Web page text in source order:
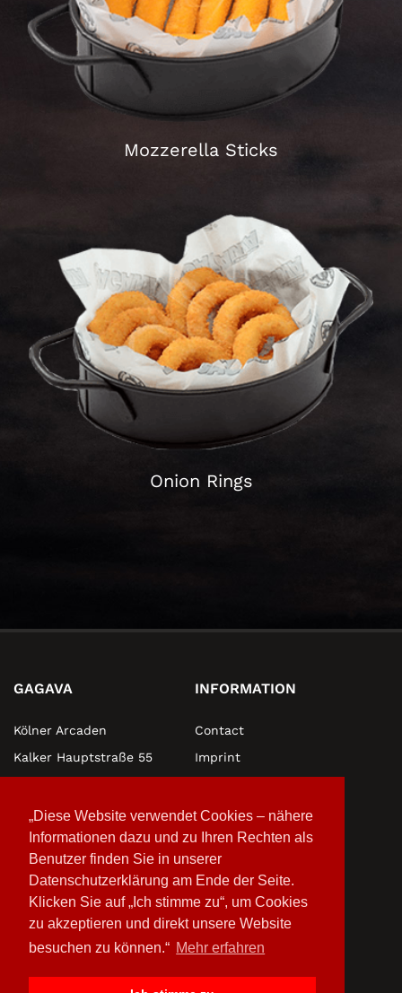
„Diese Website verwendet Cookies – nähere
Informationen dazu und zu Ihren Rechten als
Benutzer finden Sie in unserer
Datenschutzerklärung am Ende der Seite.
Klicken Sie auf „Ich stimme zu“, um Cookies
zu akzeptieren und direkt unsere Website
besuchen zu können.“ Mehr erfahren
Mozzerella Sticks
Schließen
Onion Rings
GAGAVA
Kölner Arcaden
Kalker Hauptstraße 55
Tel.: +49(0)221 88078686
Opening Hours:
MO-TH 10:00-20:00
FR-SA: 10:00-22:00
INFORMATION
Contact
Imprint
WHERE WE ARE
© 2018 GAGAVA
Blauer Rhein